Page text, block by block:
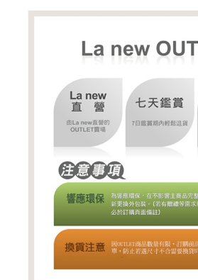
每筆NT$80，滿NT$699(含以上)免運費